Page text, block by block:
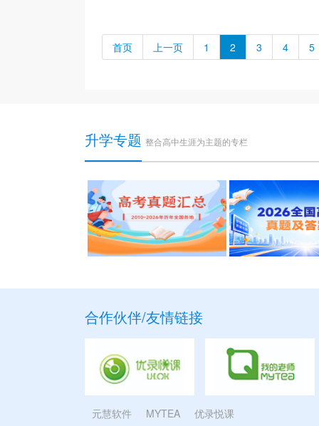
首页 上一页 1 2 3 4 5
升学专题 整合高中生涯为主题的专栏
合作伙伴/友情链接
元慧软件 MYTEA 优录悦课